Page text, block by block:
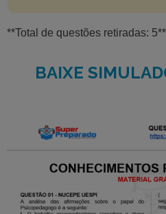
**Total de questões retiradas: 5**
BAIXE